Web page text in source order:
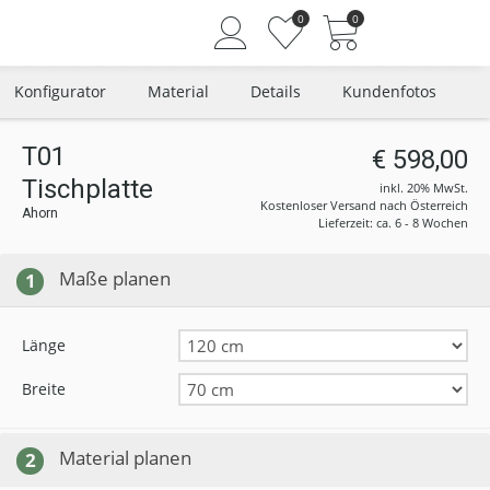
Angemeldet bleiben
0 0
Konfigurator Material Details Kundenfotos
T01
Tischplatte
Ahorn
€ 598,00
inkl. 20% MwSt.
Kostenloser Versand nach Österreich
Lieferzeit: ca. 6 - 8 Wochen
1 Maße planen
Länge
Breite
2 Material planen